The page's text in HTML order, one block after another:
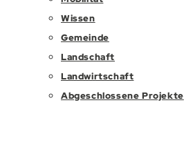
Wissen
Gemeinde
Landschaft
Landwirtschaft
Abgeschlossene Projekte